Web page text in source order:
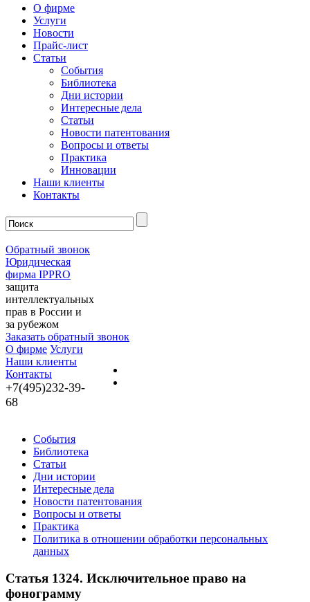
О фирме
Услуги
Новости
Прайс-лист
Статьи
События
Библиотека
Дни истории
Интересные дела
Статьи
Новости патентования
Вопросы и ответы
Практика
Инновации
Наши клиенты
Контакты
Обратный звонок
Юридическая
фирма IPPRO
защита
интеллектуальных
прав в России и
за рубежом
Заказать обратный звонок
О фирме Услуги
Наши клиенты
Контакты
+7(495)232-39-
68
События
Библиотека
Статьи
Дни истории
Интересные дела
Новости патентования
Вопросы и ответы
Практика
Политика в отношении обработки персональных
данных
Статья 1324. Исключительное право на
фонограмму